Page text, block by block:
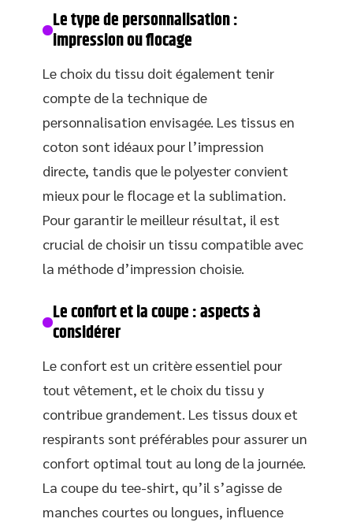
Le type de personnalisation :
impression ou flocage
Le choix du tissu doit également tenir
compte de la technique de
personnalisation envisagée. Les tissus en
coton sont idéaux pour l’impression
directe, tandis que le polyester convient
mieux pour le flocage et la sublimation.
Pour garantir le meilleur résultat, il est
crucial de choisir un tissu compatible avec
la méthode d’impression choisie.
Le confort et la coupe : aspects à
considérer
Le confort est un critère essentiel pour
tout vêtement, et le choix du tissu y
contribue grandement. Les tissus doux et
respirants sont préférables pour assurer un
confort optimal tout au long de la journée.
La coupe du tee-shirt, qu’il s’agisse de
manches courtes ou longues, influence